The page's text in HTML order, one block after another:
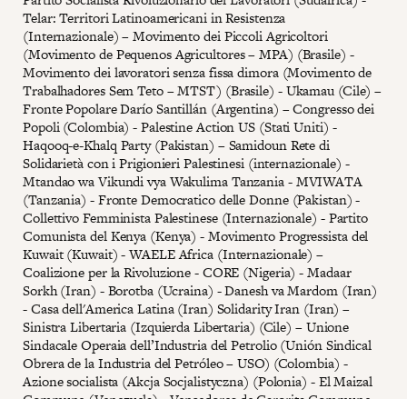
Telar: Territori Latinoamericani in Resistenza
(Internazionale) – Movimento dei Piccoli Agricoltori
(Movimento de Pequenos Agricultores – MPA) (Brasile) -
Movimento dei lavoratori senza fissa dimora (Movimento de
Trabalhadores Sem Teto – MTST) (Brasile) - Ukamau (Cile) –
Fronte Popolare Darío Santillán (Argentina) – Congresso dei
Popoli (Colombia) - Palestine Action US (Stati Uniti) -
Haqooq-e-Khalq Party (Pakistan) – Samidoun Rete di
Solidarietà con i Prigionieri Palestinesi (internazionale) -
Mtandao wa Vikundi vya Wakulima Tanzania - MVIWATA
(Tanzania) - Fronte Democratico delle Donne (Pakistan) -
Collettivo Femminista Palestinese (Internazionale) - Partito
Comunista del Kenya (Kenya) - Movimento Progressista del
Kuwait (Kuwait) - WAELE Africa (Internazionale) –
Coalizione per la Rivoluzione - CORE (Nigeria) - Madaar
Sorkh (Iran) - Borotba (Ucraina) - Danesh va Mardom (Iran)
- Casa dell'America Latina (Iran) Solidarity Iran (Iran) –
Sinistra Libertaria (Izquierda Libertaria) (Cile) – Unione
Sindacale Operaia dell’Industria del Petrolio (Unión Sindical
Obrera de la Industria del Petróleo – USO) (Colombia) -
Azione socialista (Akcja Socjalistyczna) (Polonia) - El Maizal